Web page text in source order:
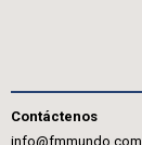
Contáctenos
info@fmmundo.com